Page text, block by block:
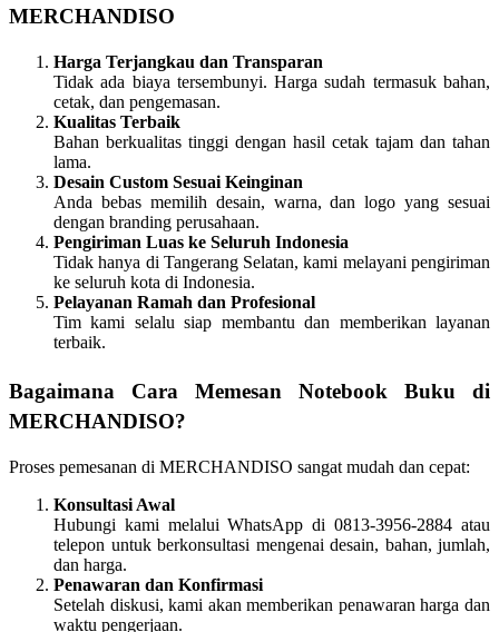
MERCHANDISO
Harga Terjangkau dan Transparan
Tidak ada biaya tersembunyi. Harga sudah termasuk bahan,
cetak, dan pengemasan.
Kualitas Terbaik
Bahan berkualitas tinggi dengan hasil cetak tajam dan tahan
lama.
Desain Custom Sesuai Keinginan
Anda bebas memilih desain, warna, dan logo yang sesuai
dengan branding perusahaan.
Pengiriman Luas ke Seluruh Indonesia
Tidak hanya di Tangerang Selatan, kami melayani pengiriman
ke seluruh kota di Indonesia.
Pelayanan Ramah dan Profesional
Tim kami selalu siap membantu dan memberikan layanan
terbaik.
Bagaimana Cara Memesan Notebook Buku di
MERCHANDISO?
Proses pemesanan di MERCHANDISO sangat mudah dan cepat:
Konsultasi Awal
Hubungi kami melalui WhatsApp di 0813-3956-2884 atau
telepon untuk berkonsultasi mengenai desain, bahan, jumlah,
dan harga.
Penawaran dan Konfirmasi
Setelah diskusi, kami akan memberikan penawaran harga dan
waktu pengerjaan.